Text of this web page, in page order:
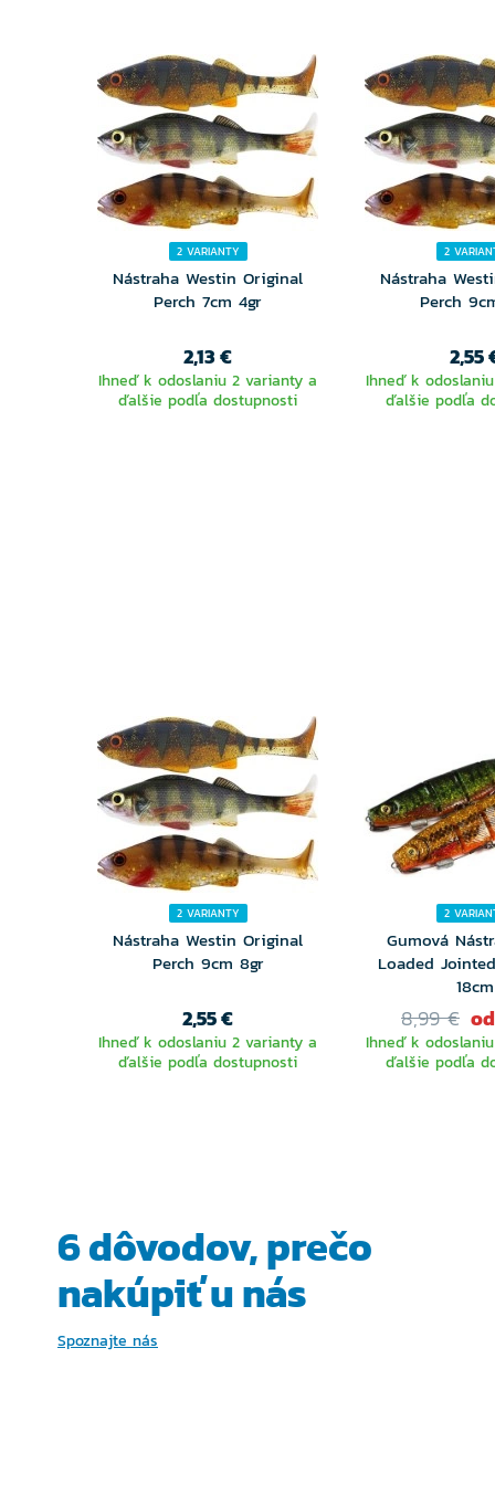
2 VARIANTY
Nástraha Westin Original
Perch 7cm 4gr
2,13 €
Ihneď k odoslaniu 2 varianty a
ďalšie podľa dostupnosti
2
Nástraha
Perch
2,55
Ihneď k
ďalšie podľa
2 VARIANTY
Nástraha Westin Original
Perch 9cm 8gr
2,55 €
Ihneď k odoslaniu 2 varianty a
ďalšie podľa dostupnosti
2
Gumová
Loaded
18cm
8,99 €
Ihneď k
ďalšie podľa
6 dôvodov, prečo
nakúpiť u nás
Spoznajte nás